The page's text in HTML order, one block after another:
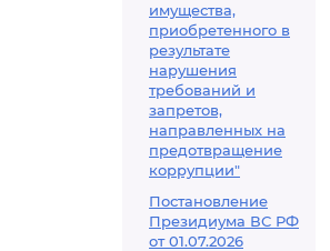
имущества,
приобретенного в
результате
нарушения
требований и
запретов,
направленных на
предотвращение
коррупции"
Постановление
Президиума ВС РФ
от 01.07.2026